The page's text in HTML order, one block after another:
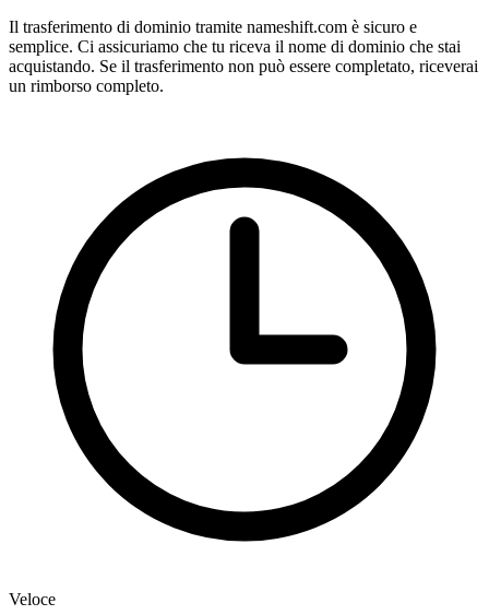
Il trasferimento di dominio tramite nameshift.com è sicuro e
semplice. Ci assicuriamo che tu riceva il nome di dominio che stai
acquistando. Se il trasferimento non può essere completato, riceverai
un rimborso completo.
Veloce